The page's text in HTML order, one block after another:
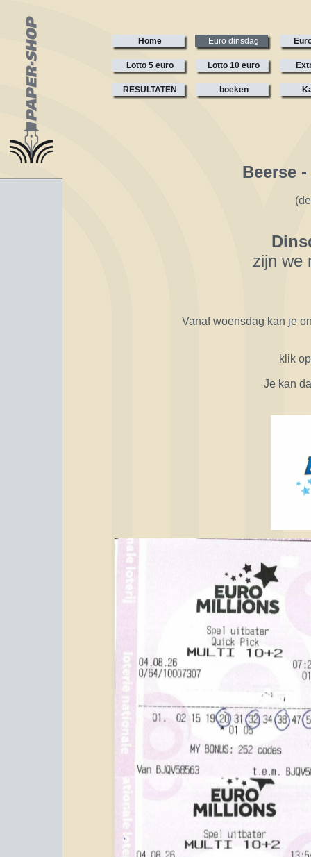
Home Euro dinsdag
Lotto 5 euro Lotto 10 euro
RESULTATEN boeken
Beerse
zijn we
Vanaf woensdag kan je
klik
Je kan